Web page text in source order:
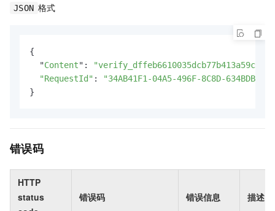
JSON 格式
{
  "
Content":
"RequestId" :
"34AB41F1-04A5-496F-8C8D-
}
错误码
HTTP
status
错误码 错误信息 描述